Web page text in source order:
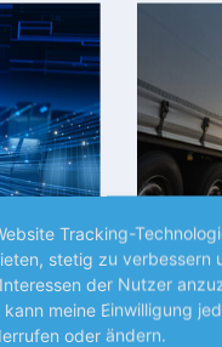
Premium
NEUES
Tracking-
stetig zu verbessern
der Nutzer
meine Einwilligung
oder ändern.